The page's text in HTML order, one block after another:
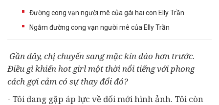
Đường cong vạn người mê của gái hai con Elly Trần
Ngắm đường cong vạn người mê của Elly Trần
Gần đây, chị chuyển sang mặc kín đáo hơn trước.
Điều gì khiến hot girl một thời nổi tiếng với phong
cách gợi cảm có sự thay đổi đó?
- Tôi đang gặp áp lực về đổi mới hình ảnh. Tôi còn